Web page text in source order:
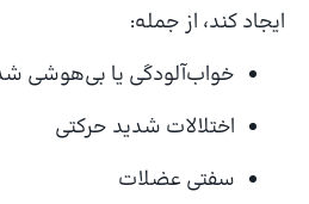
ایجاد کند، از جمله:
خواب‌آلودگی یا بی‌هوشی
اختلالات شدید حرکتی
سفتی عضلات